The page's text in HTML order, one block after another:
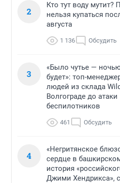
2
Кто тут воду мутит?
нельзя купаться
августа
1 136 Обсудить
3
«Было чутье —
будет»: топ-
людей из склада
Волгограде до атаки
беспилотников
461 Обсудить
4
«Негритянское
сердце в
история
Джими Хендрикса», с